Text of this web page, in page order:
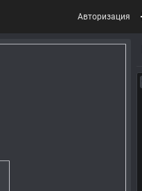
Авторизация